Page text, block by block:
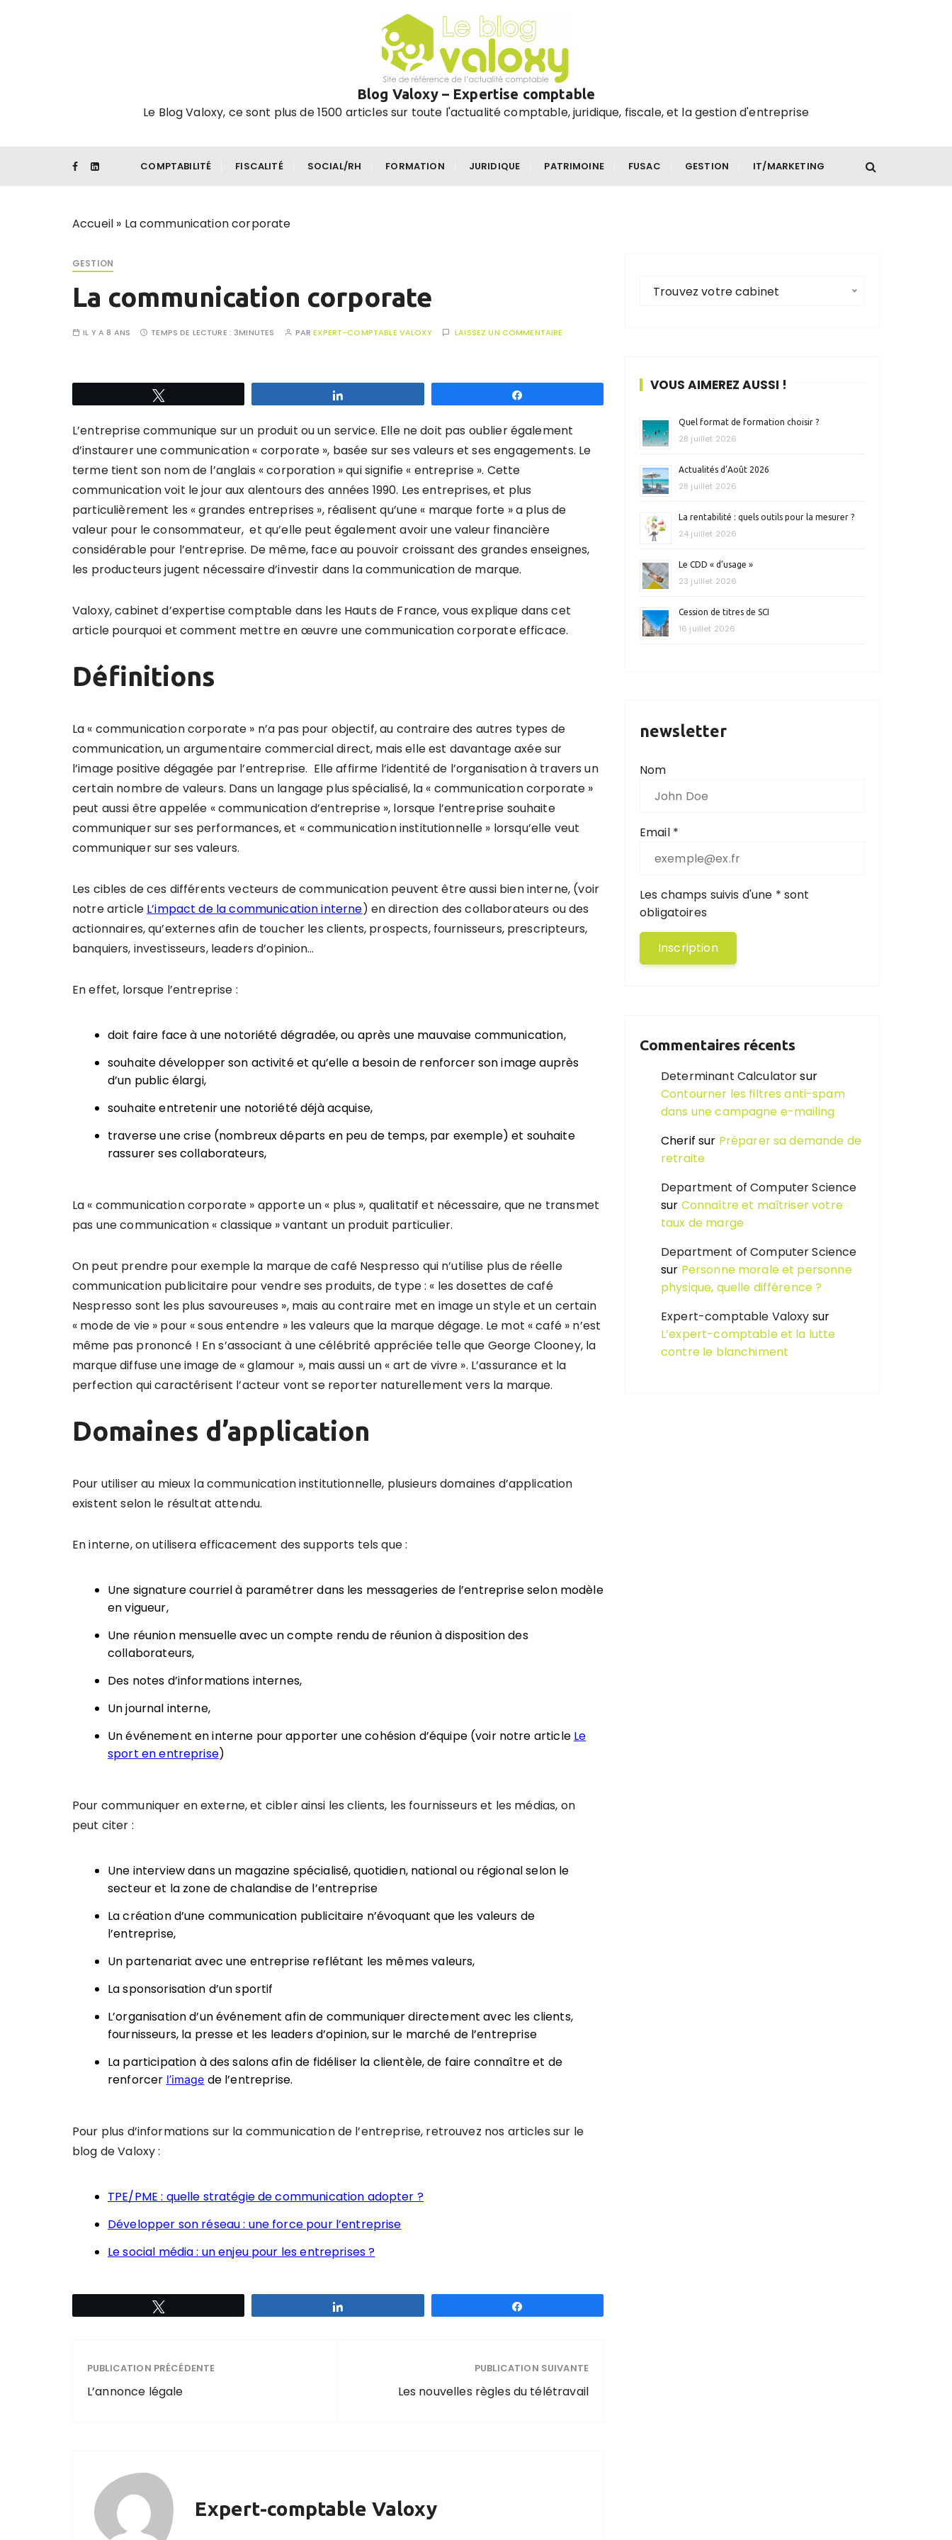
Blog Valoxy – Expertise comptable
Le Blog Valoxy, ce sont plus de 1500 articles sur toute l'actualité comptable, juridique, fiscale, et la gestion d'entreprise
COMPTABILITÉ FISCALITÉ SOCIAL/RH FORMATION JURIDIQUE PATRIMOINE FUSAC GESTION IT/MARKETING
Accueil » La communication corporate
GESTION
La communication corporate
IL Y A 8 ANS TEMPS DE LECTURE : 3MINUTES PAREXPERT-COMPTABLE VALOXY LAISSEZ UN COMMENTAIRE
L’entreprise communique sur un produit ou un service. Elle ne doit pas oublier également
d’instaurer une communication « corporate », basée sur ses valeurs et ses engagements. Le
terme tient son nom de l’anglais « corporation » qui signifie « entreprise ». Cette
communication voit le jour aux alentours des années 1990. Les entreprises, et plus
particulièrement les « grandes entreprises », réalisent qu’une « marque forte » a plus de
valeur pour le consommateur, et qu’elle peut également avoir une valeur financière
considérable pour l’entreprise. De même, face au pouvoir croissant des grandes enseignes,
les producteurs jugent nécessaire d’investir dans la communication de marque.
Valoxy, cabinet d’expertise comptable dans les Hauts de France, vous explique dans cet
article pourquoi et comment mettre en œuvre une communication corporate efficace.
Définitions
La « communication corporate » n’a pas pour objectif, au contraire des autres types de
communication, un argumentaire commercial direct, mais elle est davantage axée sur
l’image positive dégagée par l’entreprise. Elle affirme l’identité de l’organisation à travers un
certain nombre de valeurs. Dans un langage plus spécialisé, la « communication corporate »
peut aussi être appelée « communication d’entreprise », lorsque l’entreprise souhaite
communiquer sur ses performances, et « communication institutionnelle » lorsqu’elle veut
communiquer sur ses valeurs.
Les cibles de ces différents vecteurs de communication peuvent être aussi bien interne, (voir
notre article L’impact de la communication interne) en direction des collaborateurs ou des
actionnaires, qu’externes afin de toucher les clients, prospects, fournisseurs, prescripteurs,
banquiers, investisseurs, leaders d’opinion…
En effet, lorsque l’entreprise :
doit faire face à une notoriété dégradée, ou après une mauvaise communication,
souhaite développer son activité et qu’elle a besoin de renforcer son image auprès
d’un public élargi,
souhaite entretenir une notoriété déjà acquise,
traverse une crise (nombreux départs en peu de temps, par exemple) et souhaite
rassurer ses collaborateurs,
La « communication corporate » apporte un « plus », qualitatif et nécessaire, que ne transmet
pas une communication « classique » vantant un produit particulier.
On peut prendre pour exemple la marque de café Nespresso qui n’utilise plus de réelle
communication publicitaire pour vendre ses produits, de type : « les dosettes de café
Nespresso sont les plus savoureuses », mais au contraire met en image un style et un certain
« mode de vie » pour « sous entendre » les valeurs que la marque dégage. Le mot « café » n’est
même pas prononcé ! En s’associant à une célébrité appréciée telle que George Clooney, la
marque diffuse une image de « glamour », mais aussi un « art de vivre ». L’assurance et la
perfection qui caractérisent l’acteur vont se reporter naturellement vers la marque.
Domaines d’application
Pour utiliser au mieux la communication institutionnelle, plusieurs domaines d’application
existent selon le résultat attendu.
En interne, on utilisera efficacement des supports tels que :
Une signature courriel à paramétrer dans les messageries de l’entreprise selon modèle
en vigueur,
Une réunion mensuelle avec un compte rendu de réunion à disposition des
collaborateurs,
Des notes d’informations internes,
Un journal interne,
Un événement en interne pour apporter une cohésion d’équipe (voir notre article Le
sport en entreprise)
Pour communiquer en externe, et cibler ainsi les clients, les fournisseurs et les médias, on
peut citer :
Une interview dans un magazine spécialisé, quotidien, national ou régional selon le
secteur et la zone de chalandise de l’entreprise
La création d’une communication publicitaire n’évoquant que les valeurs de
l’entreprise,
Un partenariat avec une entreprise reflétant les mêmes valeurs,
La sponsorisation d’un sportif
L’organisation d’un événement afin de communiquer directement avec les clients,
fournisseurs, la presse et les leaders d’opinion, sur le marché de l’entreprise
La participation à des salons afin de fidéliser la clientèle, de faire connaître et de
renforcer l’image de l’entreprise.
Pour plus d’informations sur la communication de l’entreprise, retrouvez nos articles sur le
blog de Valoxy :
TPE/PME : quelle stratégie de communication adopter ?
Développer son réseau : une force pour l’entreprise
Le social média : un enjeu pour les entreprises ?
PUBLICATION PRÉCÉDENTE
L’annonce légale
PUBLICATION SUIVANTE
Les nouvelles règles du télétravail
Expert-comptable Valoxy
Trouvez votre cabinet
VOUS AIMEREZ AUSSI !
Quel format de formation choisir ?
28 juillet 2026
Actualités d’Août 2026
28 juillet 2026
La rentabilité : quels outils pour la mesurer ?
24 juillet 2026
Le CDD « d’usage »
23 juillet 2026
Cession de titres de SCI
16 juillet 2026
newsletter
Nom
Email *
Les champs suivis d'une * sont
obligatoires
Commentaires récents
Determinant Calculatorsur
Contourner les filtres anti-spam
dans une campagne e-mailing
Cherif sur Préparer sa demande de
retraite
Department of Computer Science
sur Connaître et maîtriser votre
taux de marge
Department of Computer Science
sur Personne morale et personne
physique, quelle différence ?
Expert-comptable Valoxy sur
L’expert-comptable et la lutte
contre le blanchiment